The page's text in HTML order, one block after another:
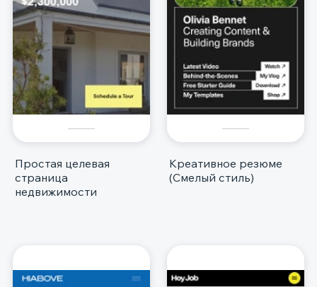
Простая целевая
страница
недвижимости
Креативное резюме
(Смелый стиль)